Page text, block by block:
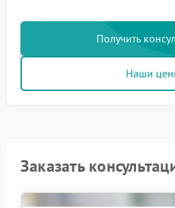
Получить
Наши
Заказать